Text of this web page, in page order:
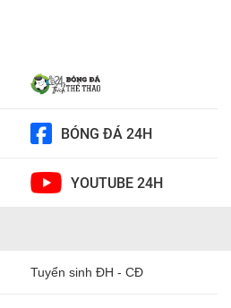
BÓNG ĐÁ 24H
YOUTUBE 24H
Tuyển sinh ĐH - CĐ